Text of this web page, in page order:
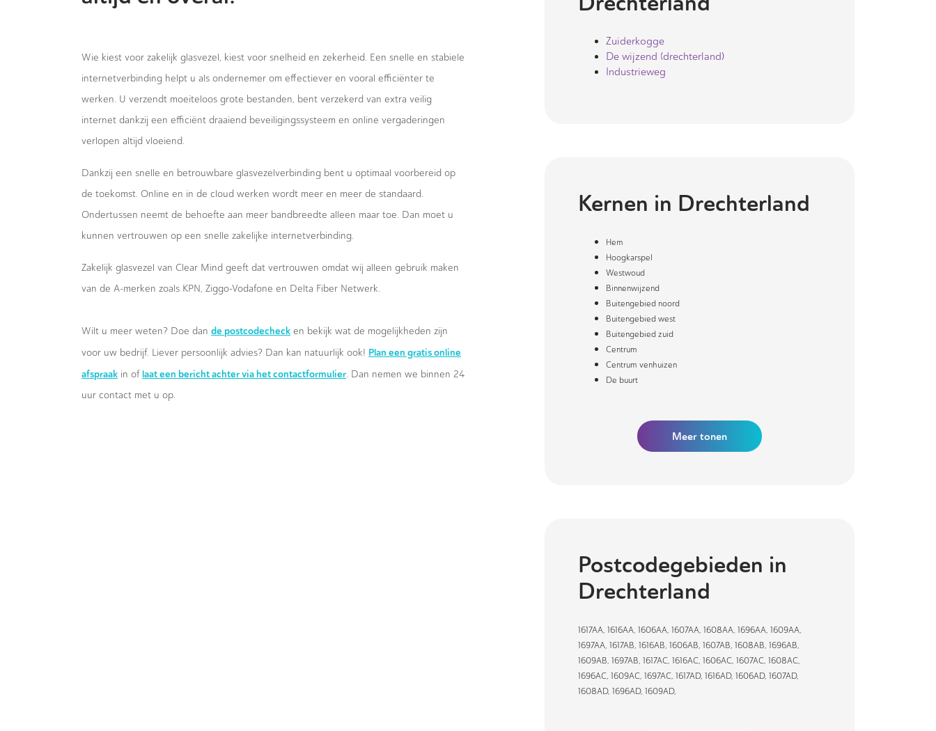
Wie kiest voor zakelijk glasvezel, kiest voor snelheid en zekerheid. Een snelle en stabiele
internetverbinding helpt u als ondernemer om effectiever en vooral efficiënter te
werken. U verzendt moeiteloos grote bestanden, bent verzekerd van extra veilig
internet dankzij een efficiënt draaiend beveiligingssysteem en online vergaderingen
verlopen altijd vloeiend.
Dankzij een snelle en betrouwbare glasvezelverbinding bent u optimaal voorbereid op
de toekomst. Online en in de cloud werken wordt meer en meer de standaard.
Ondertussen neemt de behoefte aan meer bandbreedte alleen maar toe. Dan moet u
kunnen vertrouwen op een snelle zakelijke internetverbinding.
Zakelijk glasvezel van Clear Mind geeft dat vertrouwen omdat wij alleen gebruik maken
van de A-merken zoals KPN, Ziggo-Vodafone en Delta Fiber Netwerk.
Wilt u meer weten? Doe dan de postcodecheck en bekijk wat de mogelijkheden zijn
voor uw bedrijf. Liever persoonlijk advies? Dan kan natuurlijk ook! Plan een gratis online
afspraak in of laat een bericht achter via het contactformulier. Dan nemen we binnen 24
uur contact met u op.
Zuiderkogge
De wijzend (drechterland)
Industrieweg
Kernen in Drechterland
Hem
Hoogkarspel
Westwoud
Binnenwijzend
Buitengebied noord
Buitengebied west
Buitengebied zuid
Centrum
Centrum venhuizen
De buurt
Meer tonen
Postcodegebieden in
Drechterland
1617AA, 1616AA, 1606AA, 1607AA, 1608AA, 1696AA, 1609AA,
1697AA, 1617AB, 1616AB, 1606AB, 1607AB, 1608AB, 1696AB,
1609AB, 1697AB, 1617AC, 1616AC, 1606AC, 1607AC, 1608AC,
1696AC, 1609AC, 1697AC, 1617AD, 1616AD, 1606AD, 1607AD,
1608AD, 1696AD, 1609AD,